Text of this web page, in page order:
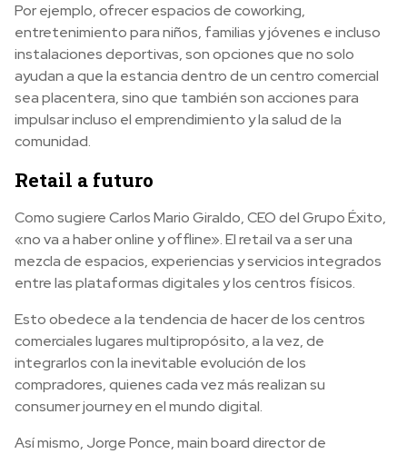
Por ejemplo, ofrecer espacios de coworking,
entretenimiento para niños, familias y jóvenes e incluso
instalaciones deportivas, son opciones que no solo
ayudan a que la estancia dentro de un centro comercial
sea placentera, sino que también son acciones para
impulsar incluso el emprendimiento y la salud de la
comunidad.
Retail a futuro
Como sugiere Carlos Mario Giraldo, CEO del Grupo Éxito,
«no va a haber online y offline». El retail va a ser una
mezcla de espacios, experiencias y servicios integrados
entre las plataformas digitales y los centros físicos.
Esto obedece a la tendencia de hacer de los centros
comerciales lugares multipropósito, a la vez, de
integrarlos con la inevitable evolución de los
compradores, quienes cada vez más realizan su
consumer journey en el mundo digital.
Así mismo, Jorge Ponce, main board director de